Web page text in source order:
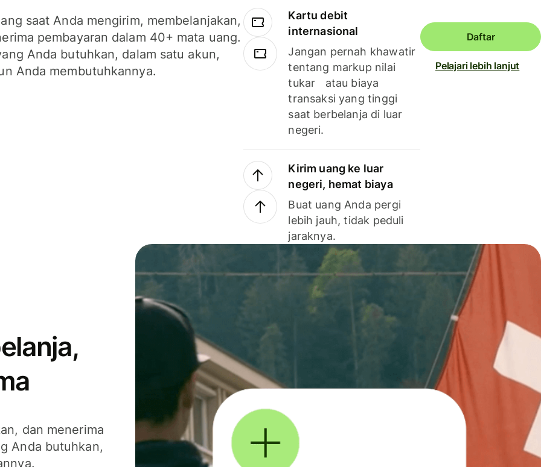
saat Anda mengirim, membelanjakan,
pembayaran dalam 40+ mata uang.
Anda butuhkan, dalam satu akun,
Anda membutuhkannya.
Kartu debit
internasional
Jangan pernah khawatir
tentang markup nilai
tukar atau biaya
transaksi yang tinggi
saat berbelanja di luar
negeri.
Kirim uang ke luar
negeri, hemat biaya
Buat uang Anda pergi
lebih jauh, tidak peduli
jaraknya.
Daftar
Pelajari lebih lanjut
dan menerima
Anda butuhkan,